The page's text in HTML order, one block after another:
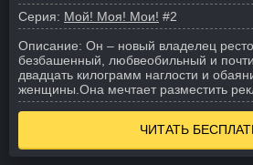
Серия: Мой! Моя! Мои! #2
Описание: Он – новый владелец
безбашенный, любвеобильный и
двадцать килограмм наглости и
женщины. Она мечтает разместить
ЧИТАТЬ